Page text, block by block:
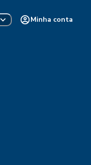
Minha conta